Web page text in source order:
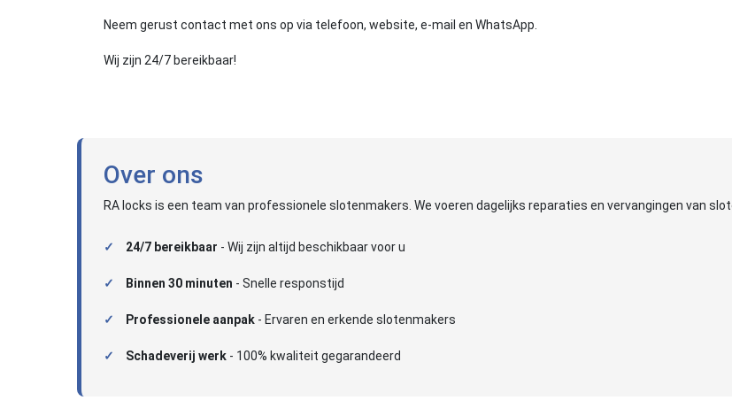
Neem gerust contact met ons op via telefoon, website, e-mail en WhatsApp.
Wij zijn 24/7 bereikbaar!
Over ons
RA locks is een team van professionele slotenmakers. We voeren dagelijks reparaties en vervangingen van
24/7 bereikbaar - Wij zijn altijd beschikbaar voor u
Binnen 30 minuten - Snelle responstijd
Professionele aanpak - Ervaren en erkende slotenmakers
Schadeverij werk - 100% kwaliteit gegarandeerd